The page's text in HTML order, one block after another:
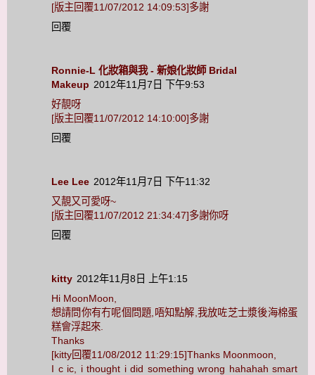
[版主回覆11/07/2012 14:09:53]多謝
回覆
Ronnie-L 化妝箱與我 - 新娘化妝師 Bridal
Makeup 2012年11月7日 下午9:53
好靚呀
[版主回覆11/07/2012 14:10:00]多謝
回覆
Lee Lee 2012年11月7日 下午11:32
又靚又可愛呀~
[版主回覆11/07/2012 21:34:47]多謝你呀
回覆
kitty 2012年11月8日 上午1:15
Hi MoonMoon,
想請問你有冇呢個問題,唔知點解,我放咗芝士漿後海棉蛋
糕會浮起來.
Thanks
[kitty回覆11/08/2012 11:29:15]Thanks Moonmoon,
I c ic, i thought i did something wrong hahahah smart